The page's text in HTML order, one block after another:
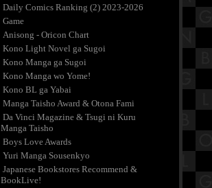
Daily Comics Ranking (2) 2023-2026
Game
Anisong - Oricon Chart
Kono Light Novel ga Sugoi
Kono Manga ga Sugoi
Kono Manga wo Yome!
Kono BL ga Yabai
Manga Taisho Award & Otona Fami
Da Vinci Magazine & Tsugi ni Kuru
Manga Taisho
Boys Love Awards
Yuri Manga Sousenkyo
Japanese Bookstores Recommend &
BookLive!